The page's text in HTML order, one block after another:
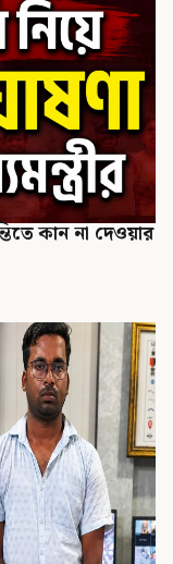
কান না দেওয়ার